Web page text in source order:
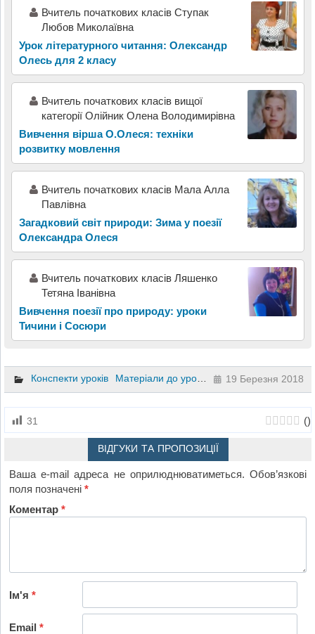
Вчитель початкових класів Ступак
Любов Миколаївна
Урок літературного читання: Олександр
Олесь для 2 класу
Вчитель початкових класів вищої
категорії Олійник Олена Володимирівна
Вивчення вірша О.Олеся: техніки
розвитку мовлення
Вчитель початкових класів Мала Алла
Павлівна
Загадковий світ природи: Зима у поезії
Олександра Олеся
Вчитель початкових класів Ляшенко
Тетяна Іванівна
Вивчення поезії про природу: уроки
Тичини і Сосюри
Конспекти уроків Матеріали до уроків Презентації
19 Березня 2018
31 ()
ВІДГУКИ ТА ПРОПОЗИЦІЇ
Ваша e-mail адреса не оприлюднюватиметься. Обов’язкові
поля позначені*
Коментар*
Ім'я*
Email*